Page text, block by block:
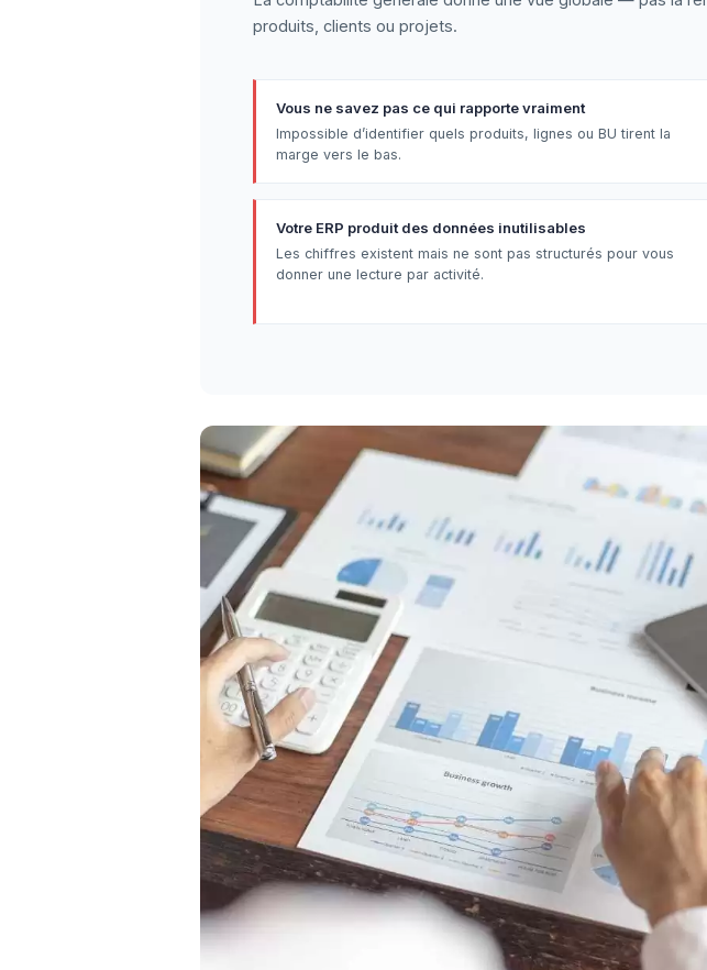
produits, clients ou projets.
Vous ne savez pas ce qui rapporte vraiment
Impossible d’identifier quels produits, lignes ou BU tirent la
marge vers le bas.
Votre ERP produit des données inutilisables
Les chiffres existent mais ne sont pas structurés pour vous
donner une lecture par activité.